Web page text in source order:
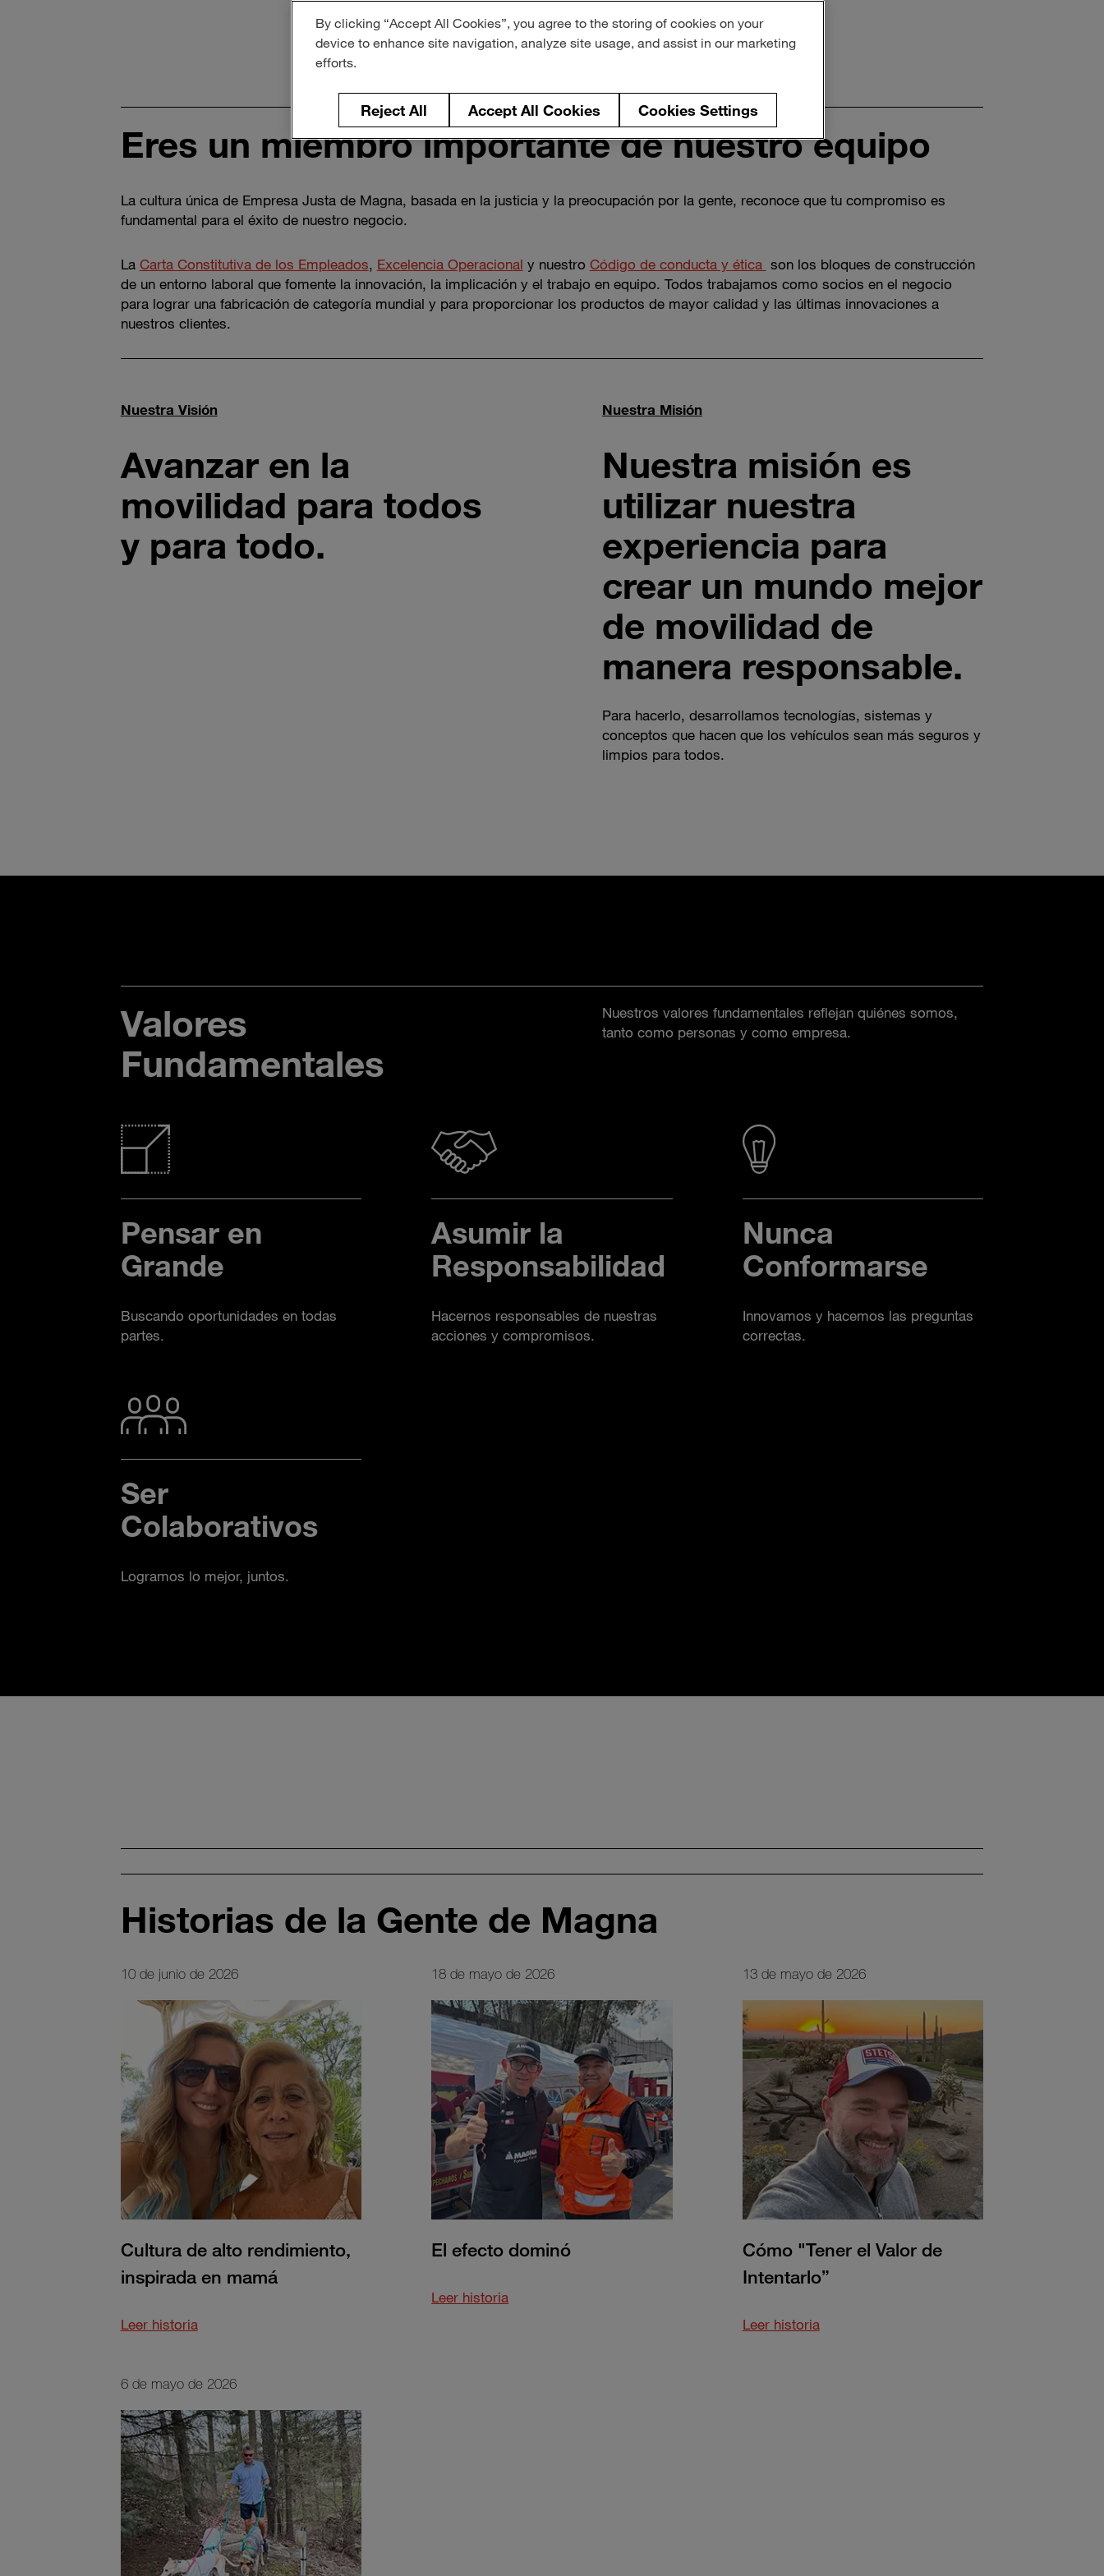
Eres un miembro importante de nuestro equipo
La cultura única de Empresa Justa de Magna, basada en la justicia y la preocupación por la gente, reconoce que tu compromiso es
fundamental para el éxito de nuestro negocio.
La Carta Constitutiva de los Empleados, Excelencia Operacional y nuestro Código de conducta y ética son los bloques de construcción
de un entorno laboral que fomente la innovación, la implicación y el trabajo en equipo. Todos trabajamos como socios en el negocio
para lograr una fabricación de categoría mundial y para proporcionar los productos de mayor calidad y las últimas innovaciones a
nuestros clientes.
Nuestra Visión
Avanzar en la
movilidad para todos
y para todo.
Nuestra Misión
Nuestra misión es
utilizar nuestra
experiencia para
crear un mundo mejor
de movilidad de
manera responsable.
Para hacerlo, desarrollamos tecnologías, sistemas y
conceptos que hacen que los vehículos sean más seguros y
limpios para todos.
Valores
Fundamentales
Nuestros valores fundamentales reflejan quiénes somos,
tanto como personas y como empresa.
Pensar en
Grande
Buscando oportunidades en todas
partes.
Asumir la
Responsabilidad
Hacernos responsables de nuestras
acciones y compromisos.
Nunca
Conformarse
Innovamos y hacemos las preguntas
correctas.
Ser
Colaborativos
Logramos lo mejor, juntos.
Historias de la Gente de Magna
10 de junio de 2026
Cultura de alto rendimiento,
inspirada en mamá
Leer historiaabout
de
rendimiento,
inspirada
en
mamá
18 de mayo de 2026
El efecto dominó
Leer historiaabout
13 de mayo de 2026
Cómo "Tener el Valor de
Intentarlo”
Leer historiaabout
6 de mayo de 2026
By clicking “Accept All Cookies”, you agree to the storing of cookies on your
device to enhance site navigation, analyze site usage, and assist in our marketing
efforts.
Reject All Accept All Cookies Cookies Settings